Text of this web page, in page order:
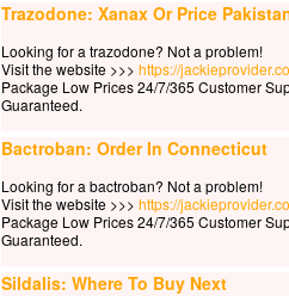
«
Trazodone: Xanax Or Price
Looking for a trazodone? Not a problem!
Visit the website >>> https://
Package Low Prices 24/7/365 Customer
Guaranteed.
Bactroban: Order In Connecticut
Looking for a bactroban? Not a problem!
Visit the website >>> https://
Package Low Prices 24/7/365 Customer
Guaranteed.
Sildalis: Where To Buy Next